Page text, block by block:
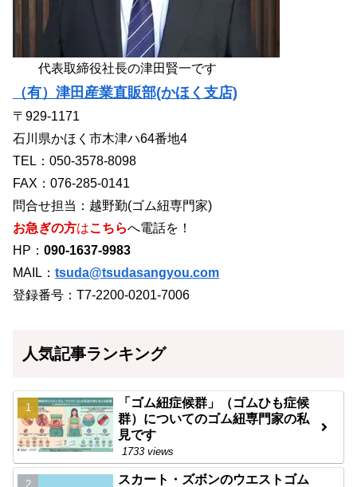
代表取締役社長の津田賢一です
（有）津田産業直販部(かほく支店)
〒929-1171
石川県かほく市木津ハ64番地4
TEL：050-3578-8098
FAX：076-285-0141
問合せ担当：越野勤(ゴム紐専門家)
お急ぎの方はこちらへ電話を！
HP： 090-1637-9983
MAIL： tsuda@tsudasangyou.com
登録番号：T7-2200-0201-7006
人気記事ランキング
「ゴム紐症候群」（ゴムひも症候
群）についてのゴム紐専門家の私
見です
1733 views
スカート・ズボンのウエストゴム